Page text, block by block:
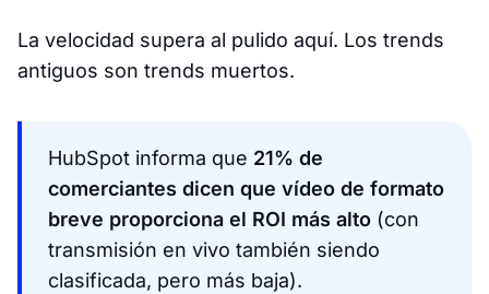
La velocidad supera al pulido aquí. Los trends
antiguos son trends muertos.
HubSpot informa que 21% de
comerciantes dicen que vídeo de formato
breve proporciona el ROI más alto (con
transmisión en vivo también siendo
clasificada, pero más baja).